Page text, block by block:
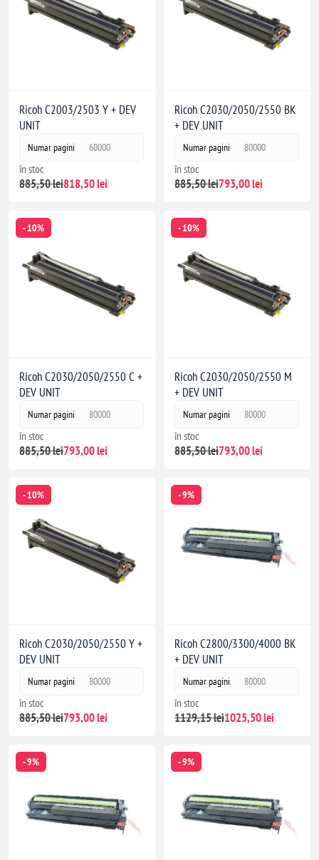
Ricoh C2003/2503 Y + DEV
UNIT
Numar pagini 60000
în stoc
885,50 lei818,50 lei
Ricoh C2030/2050/2550 BK
+ DEV UNIT
Numar pagini 80000
în stoc
885,50 lei793,00 lei
- 10%
Ricoh C2030/2050/2550 C +
DEV UNIT
Numar pagini 80000
în stoc
885,50 lei793,00 lei
- 10%
Ricoh C2030/2050/2550 M
+ DEV UNIT
Numar pagini 80000
în stoc
885,50 lei793,00 lei
- 10%
Ricoh C2030/2050/2550 Y +
DEV UNIT
Numar pagini 80000
în stoc
885,50 lei793,00 lei
- 9%
Ricoh C2800/3300/4000 BK
+ DEV UNIT
Numar pagini 80000
în stoc
1129,15 lei1025,50 lei
- 9% - 9%